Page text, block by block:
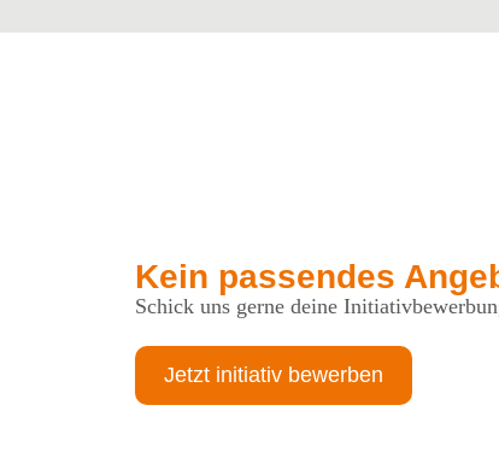
Kein passendes
Schick uns gerne deine
Jetzt initiativ bewerben